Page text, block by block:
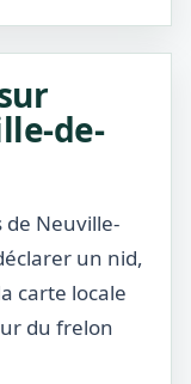
de-
Neuville-
un nid,
carte locale
du frelon